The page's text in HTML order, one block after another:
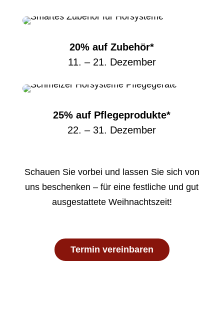
20% auf Zubehör*
11. – 21. Dezember
25% auf Pflegeprodukte*
22. – 31. Dezember
Schauen Sie vorbei und lassen Sie sich von
uns beschenken – für eine festliche und gut
ausgestattete Weihnachtszeit!
Termin vereinbaren